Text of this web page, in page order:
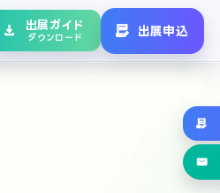
出展ガイド
ダウンロード
出展申込